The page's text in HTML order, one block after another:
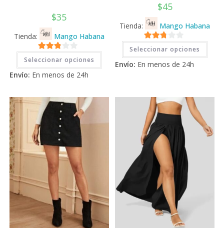
$35
Tienda: Mango Habana
2.71
de 5
Seleccionar opciones
Este
producto
tiene
opciones
en
Envío: En menos de 24h
$45
Tienda: Mango Habana
2.71
de 5
Seleccionar opciones
Este
tiene
de
Envío: En menos de 24h